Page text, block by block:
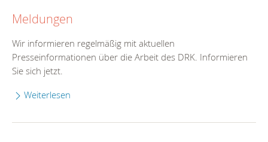
Meldungen
Wir informieren regelmäßig mit aktuellen
Presseinformationen über die Arbeit des DRK. Informieren
Sie sich jetzt.
Weiterlesen